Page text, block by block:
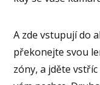
A zde vstupují do
překonejte svou
zóny, a jděte